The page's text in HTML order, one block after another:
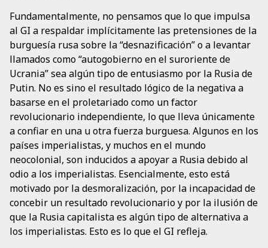
Fundamentalmente, no pensamos que lo que impulsa
al GI a respaldar implícitamente las pretensiones de la
burguesía rusa sobre la “desnazificación” o a levantar
llamados como “autogobierno en el suroriente de
Ucrania” sea algún tipo de entusiasmo por la Rusia de
Putin. No es sino el resultado lógico de la negativa a
basarse en el proletariado como un factor
revolucionario independiente, lo que lleva únicamente
a confiar en una u otra fuerza burguesa. Algunos en los
países imperialistas, y muchos en el mundo
neocolonial, son inducidos a apoyar a Rusia debido al
odio a los imperialistas. Esencialmente, esto está
motivado por la desmoralización, por la incapacidad de
concebir un resultado revolucionario y por la ilusión de
que la Rusia capitalista es algún tipo de alternativa a
los imperialistas. Esto es lo que el GI refleja.